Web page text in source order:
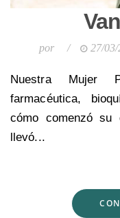
por / 27/
Nuestra Mujer
farmacéutica,
cómo comenzó
llevó...